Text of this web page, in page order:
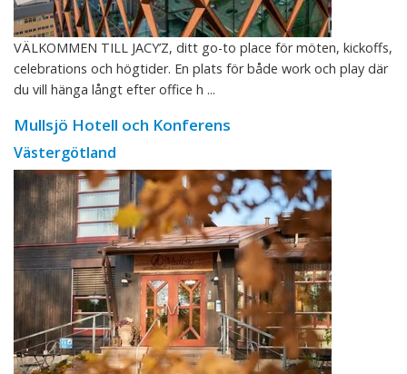
VÄLKOMMEN TILL JACY’Z, ditt go-to place för möten, kickoffs,
celebrations och högtider. En plats för både work och play där
du vill hänga långt efter office h ...
Mullsjö Hotell och Konferens
Västergötland